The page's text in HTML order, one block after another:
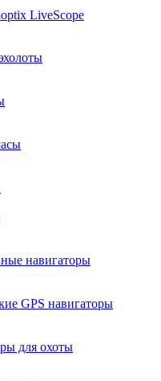
LiveScope
навигаторы
GPS навигаторы
для охоты